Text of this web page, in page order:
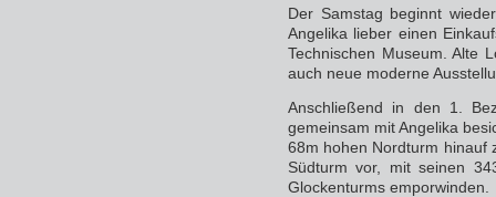
Der Samstag beginnt
Angelika lieber einen
Technischen Museum. Alte
auch neue moderne
Anschließend in den 1.
gemeinsam mit Angelika
68m hohen Nordturm hinauf
Südturm vor, mit seinen
Glockenturms emporwinden.